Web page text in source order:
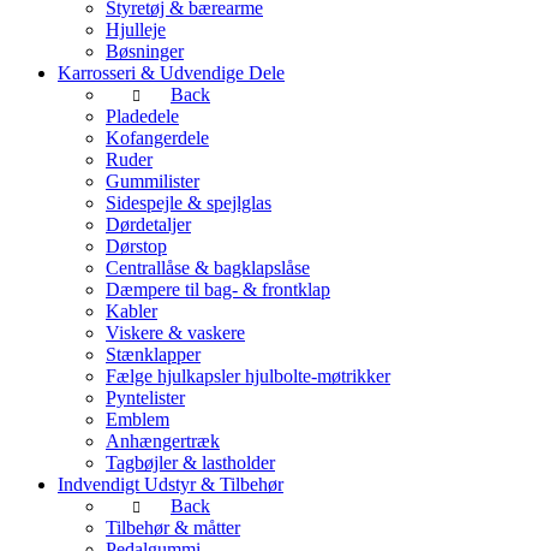
Styretøj & bærearme
Hjulleje
Bøsninger
Karrosseri & Udvendige Dele
Back
Pladedele
Kofangerdele
Ruder
Gummilister
Sidespejle & spejlglas
Dørdetaljer
Dørstop
Centrallåse & bagklapslåse
Dæmpere til bag- & frontklap
Kabler
Viskere & vaskere
Stænklapper
Fælge hjulkapsler hjulbolte-møtrikker
Pyntelister
Emblem
Anhængertræk
Tagbøjler & lastholder
Indvendigt Udstyr & Tilbehør
Back
Tilbehør & måtter